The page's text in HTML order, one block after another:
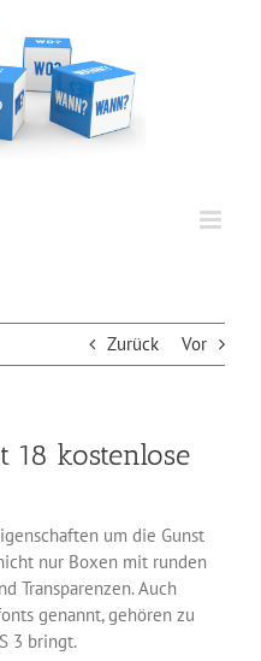
Zurück Vor
18 kostenlose
um die Gunst
nur Boxen mit runden
Transparenzen. Auch
genannt, gehören zu
3 bringt.